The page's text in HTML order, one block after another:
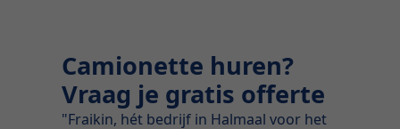
Camionette huren?
Vraag je gratis offerte
"Fraikin, hét bedrijf in Halmaal voor het